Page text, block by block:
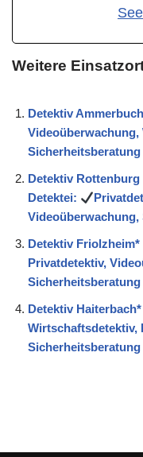
Weitere
Detektiv
Sicherheitsberatung
Detektiv
Detektei:
Detektiv
Privatdetektiv,
Sicherheitsberatung
Detektiv
Wirtschaftsdetektiv,
Sicherheitsberatung